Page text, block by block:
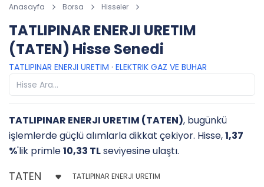
Anasayfa Borsa Hisseler
TATLIPINAR ENERJI URETIM
(TATEN) Hisse Senedi
TATLIPINAR ENERJI URETIM · ELEKTRIK GAZ VE BUHAR
TATLIPINAR ENERJI URETIM (TATEN), bugünkü
işlemlerde güçlü alımlarla dikkat çekiyor. Hisse,1,37
%'lik primle10,33 TLseviyesine ulaştı.
TATLIPINAR ENERJI URETIM